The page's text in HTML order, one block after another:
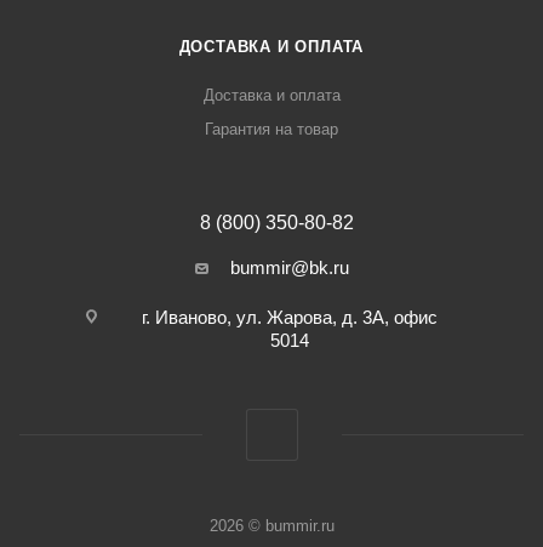
ДОСТАВКА И ОПЛАТА
Доставка и оплата
Гарантия на товар
8 (800) 350-80-82
bummir@bk.ru
г. Иваново, ул. Жарова, д. 3А, офис
5014
2026 © bummir.ru